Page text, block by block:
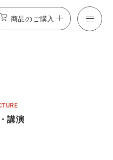
商品のご購入
講演